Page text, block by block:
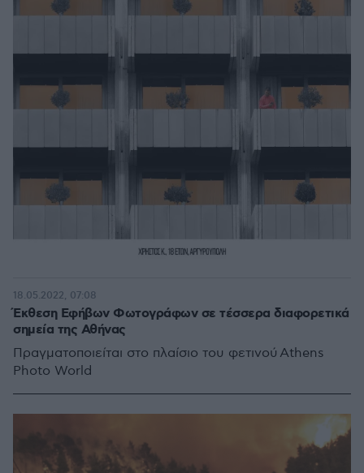
Έκθεση Εφήβων Φωτογράφων σε τέσσερα διαφορετικά
σημεία της Αθήνας
Πραγματοποιείται στο πλαίσιο του φετινού Athens
Photo World
18.05.2022, 07:08